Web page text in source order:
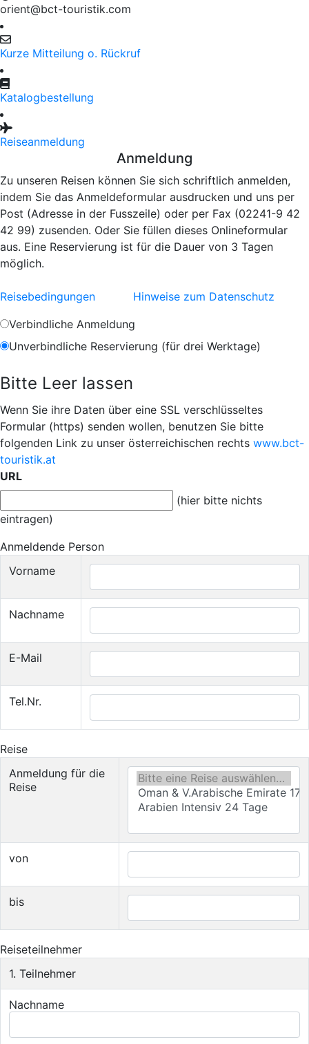
orient@bct-touristik.com
Kurze Mitteilung o. Rückruf
Katalogbestellung
Reiseanmeldung
Anmeldung
Zu unseren Reisen können Sie sich schriftlich anmelden,
indem Sie das Anmeldeformular ausdrucken und uns per
Post (Adresse in der Fusszeile) oder per Fax (02241-9 42
42 99) zusenden. Oder Sie füllen dieses Onlineformular
aus. Eine Reservierung ist für die Dauer von 3 Tagen
möglich.
Reisebedingungen
Hinweise zum Datenschutz
Verbindliche Anmeldung
Unverbindliche Reservierung (für drei Werktage)
Wenn Sie ihre Daten über eine SSL verschlüsseltes
Formular (https) senden wollen, benutzen Sie bitte
folgenden Link zu unser österreichischen rechts www.bct-
touristik.at
Bitte Leer lassen
URL
(hier bitte nichts
eintragen)
Anmeldende Person
Vorname
Nachname
E-Mail
Tel.Nr.
Reise
Anmeldung für die
Reise
von
bis
Reiseteilnehmer
1. Teilnehmer
Nachname